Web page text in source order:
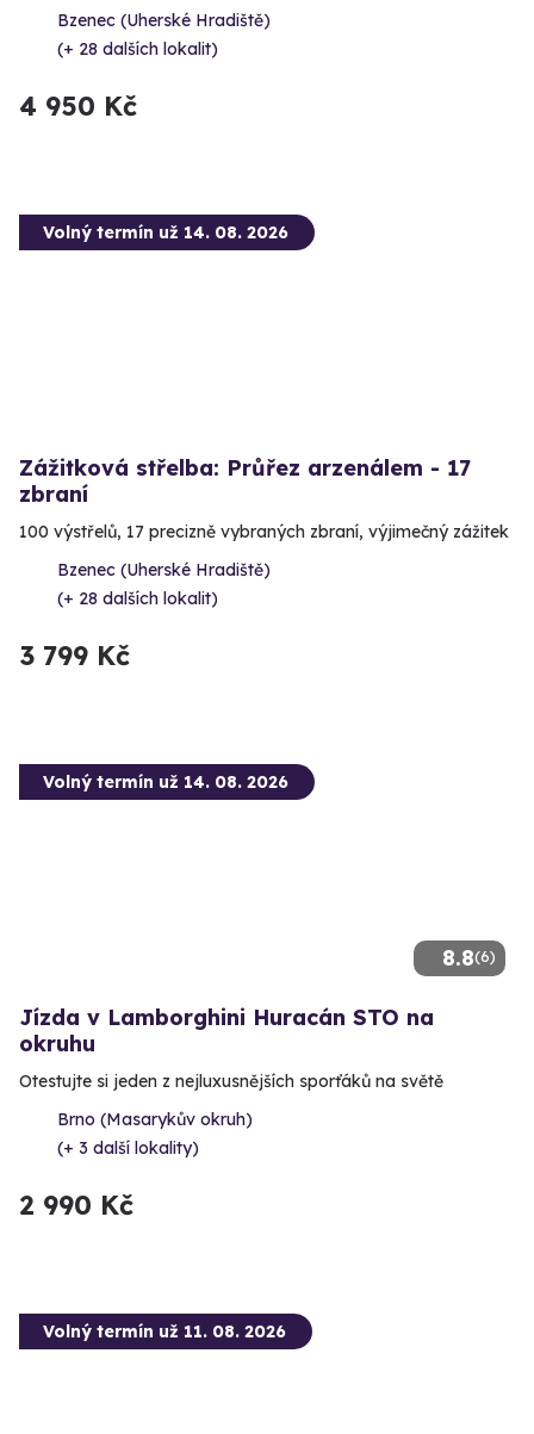
Bzenec (Uherské Hradiště)
(+ 28 dalších lokalit)
4 950 Kč
Volný termín už 14. 08. 2026
Zážitková střelba: Průřez arzenálem - 17
zbraní
100 výstřelů, 17 precizně vybraných zbraní, výjimečný zážitek
Bzenec (Uherské Hradiště)
(+ 28 dalších lokalit)
3 799 Kč
8.8(6)
Volný termín už 14. 08. 2026
Jízda v Lamborghini Huracán STO na
okruhu
Otestujte si jeden z nejluxusnějších sporťáků na světě
Brno (Masarykův okruh)
(+ 3 další lokality)
2 990 Kč
Volný termín už 11. 08. 2026